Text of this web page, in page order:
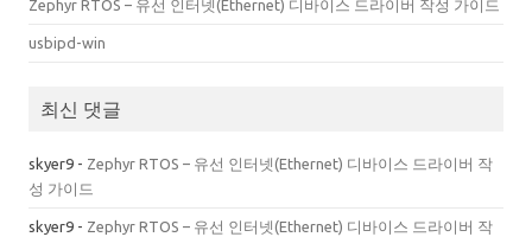
Zephyr RTOS – 유선 인터넷(Ethernet) 디바이스 드라이버 작성 가이드
usbipd-win
최신 댓글
skyer9 - Zephyr RTOS – 유선 인터넷(Ethernet) 디바이스 드라이버 작
성 가이드
skyer9 - Zephyr RTOS – 유선 인터넷(Ethernet) 디바이스 드라이버 작